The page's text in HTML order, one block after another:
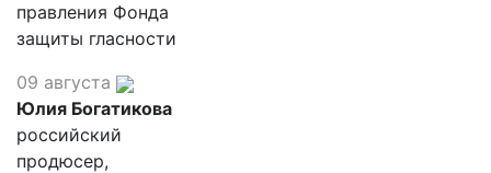
правления Фонда
защиты гласности
09 августа
Юлия Богатикова
российский
продюсер,